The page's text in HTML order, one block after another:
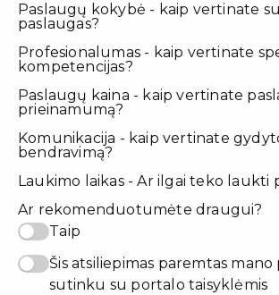
Paslaugų kokybė - kaip vertinate
paslaugas?
Profesionalumas - kaip vertinate
kompetencijas?
Paslaugų kaina - kaip vertinate
prieinamumą?
Komunikacija - kaip vertinate
bendravimą?
Laukimo laikas - Ar ilgai teko laukti
Ar rekomenduotumėte draugui?
Taip
Šis atsiliepimas paremtas
sutinku su portalo taisyklėmis